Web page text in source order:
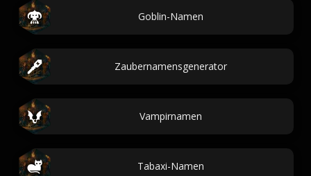
Goblin-Namen
Zaubernamensgenerator
Vampirnamen
Tabaxi-Namen